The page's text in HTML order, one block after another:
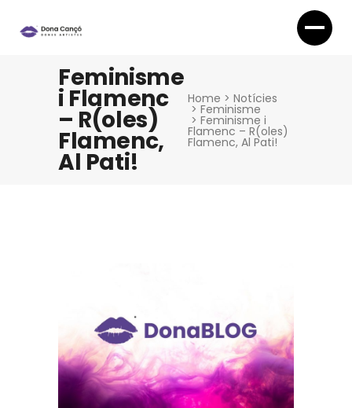
Feminisme
i Flamenc
– R(oles)
Flamenc,
Al Pati!
Home > Notícies
> Feminisme
> Feminisme i
Flamenc – R(oles)
Flamenc, Al Pati!